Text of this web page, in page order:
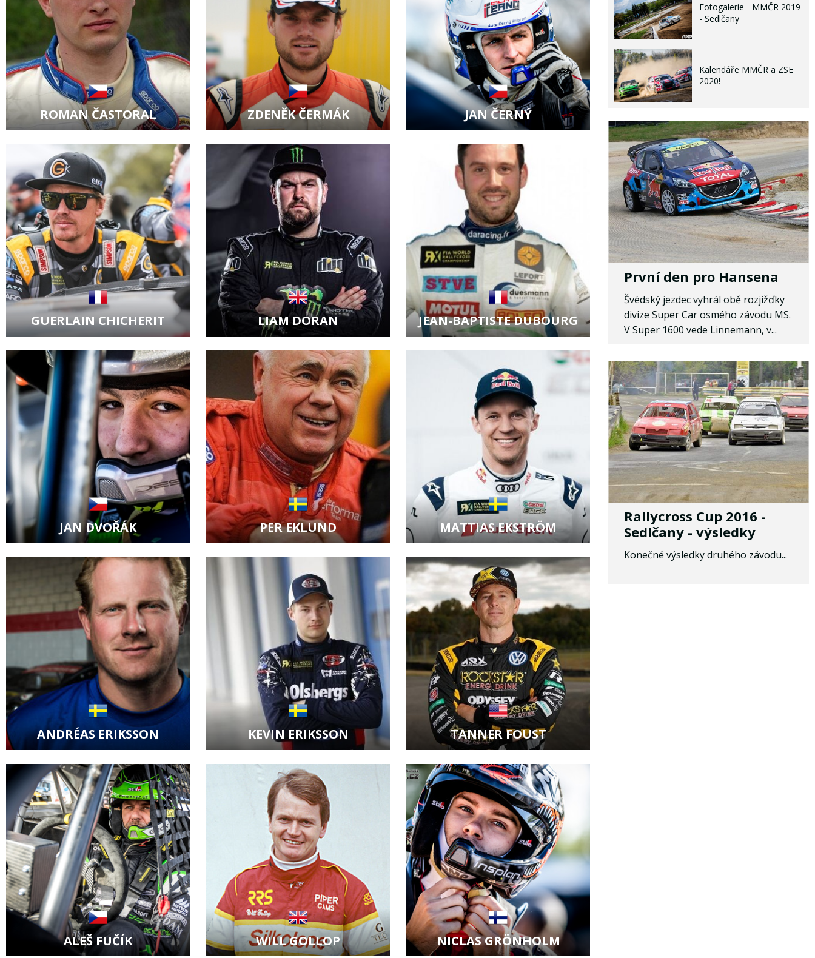
ROMAN ČASTORAL
Zobrazit kartu jezdce
ZDENĚK ČERMÁK
Zobrazit kartu jezdce
JAN ČERNÝ
Zobrazit kartu jezdce
GUERLAIN CHICHERIT
Zobrazit kartu jezdce
LIAM DORAN
Zobrazit kartu jezdce
JEAN-BAPTISTE DUBOURG
Zobrazit kartu jezdce
JAN DVOŘÁK
Zobrazit kartu jezdce
PER EKLUND
Zobrazit kartu jezdce
MATTIAS EKSTRÖM
Zobrazit kartu jezdce
ANDRÉAS ERIKSSON
Zobrazit kartu jezdce
KEVIN ERIKSSON
Zobrazit kartu jezdce
TANNER FOUST
Zobrazit kartu jezdce
ALEŠ FUČÍK WILL GOLLOP NICLAS GRÖNHOLM
Fotogalerie - MMČR 2019
- Sedlčany
Kalendáře MMČR a ZSE
2020!
První den pro Hansena
Švédský jezdec vyhrál obě rozjížďky
divize Super Car osmého závodu MS.
V Super 1600 vede Linnemann, v...
Rallycross Cup 2016 -
Sedlčany - výsledky
Konečné výsledky druhého závodu...